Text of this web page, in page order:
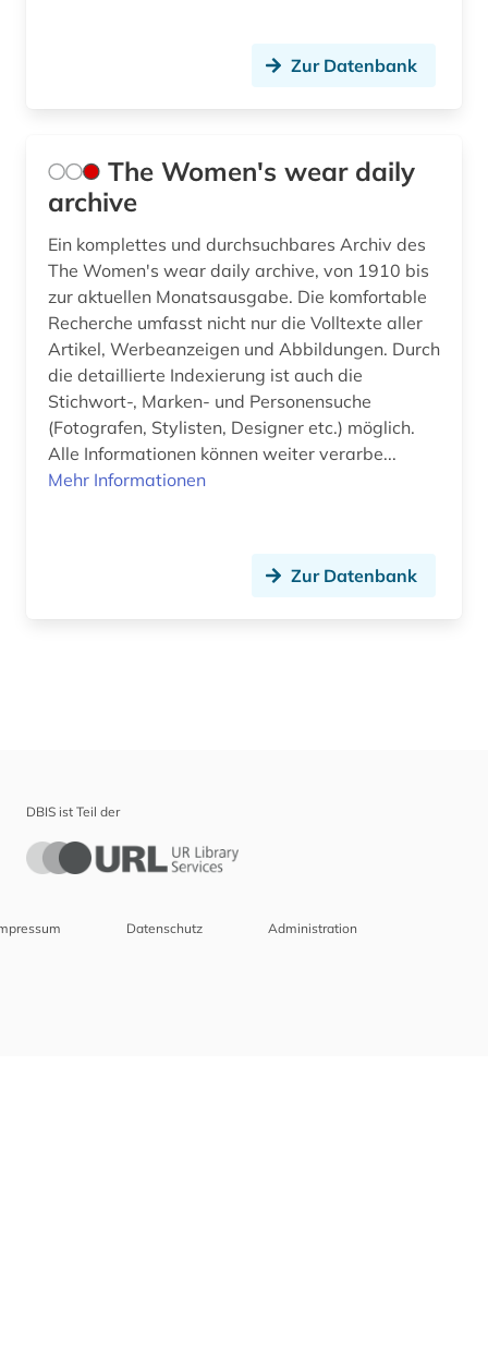
Zur Datenbank
The Women's wear daily
archive
Ein komplettes und durchsuchbares Archiv des
The Women's wear daily archive, von 1910 bis
zur aktuellen Monatsausgabe. Die komfortable
Recherche umfasst nicht nur die Volltexte aller
Artikel, Werbeanzeigen und Abbildungen. Durch
die detaillierte Indexierung ist auch die
Stichwort-, Marken- und Personensuche
(Fotografen, Stylisten, Designer etc.) möglich.
Alle Informationen können weiter verarbe...
Mehr Informationen
Zur Datenbank
DBIS ist Teil der
Datenschutz Administration